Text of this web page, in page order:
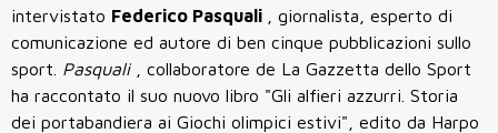
intervistato Federico Pasquali
, giornalista, esperto di
comunicazione ed autore di ben cinque pubblicazioni sullo
sport. Pasquali
, collaboratore de La Gazzetta dello Sport
ha raccontato il suo nuovo libro "Gli alfieri azzurri. Storia
dei portabandiera ai Giochi olimpici estivi", edito da Harpo